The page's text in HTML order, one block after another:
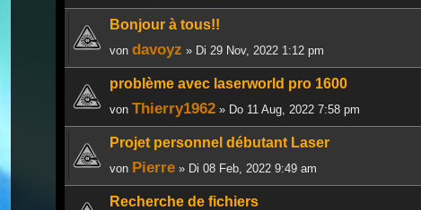
Bonjour à tous!!
von davoyz » Di 29 Nov, 2022 1:12 pm
problème avec laserworld pro 1600
von Thierry1962 » Do 11 Aug, 2022 7:58 pm
Projet personnel débutant Laser
von Pierre » Di 08 Feb, 2022 9:49 am
Recherche de fichiers